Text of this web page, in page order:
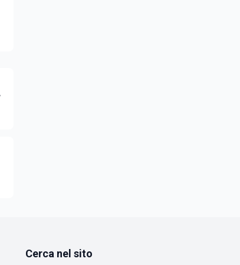
Cerca nel sito